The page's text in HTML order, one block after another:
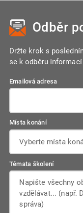
Odběr
Držte krok s
se k odběru
Emailová adresa
Místa konání
Vyberte místa
Témata školení